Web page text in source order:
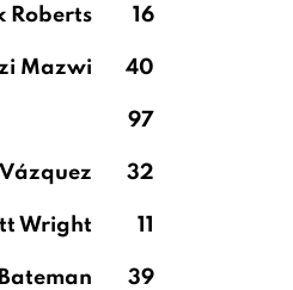
Roberts 16
Mazwi 40
97
Vázquez 32
Wright 11
39